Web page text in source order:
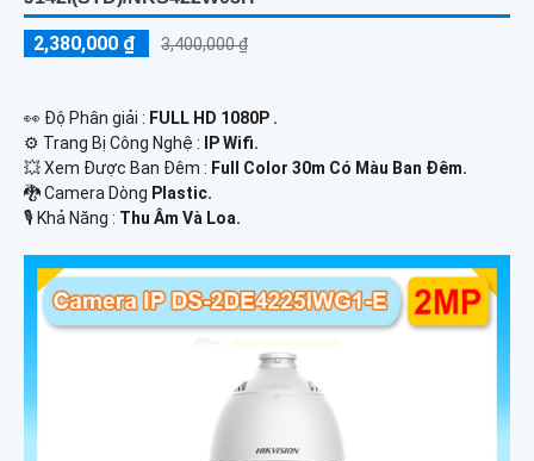
2,380,000 ₫ 3,400,000 ₫
️👀 Độ Phân giải : FULL HD 1080P .
⚙ Trang Bị Công Nghệ :
IP Wifi.
💥 Xem Được Ban Đêm : Full Color 30m Có Màu Ban Ðêm.
🐉️ Camera Dòng Plastic.
️🎙 Khả Năng : Thu Âm Và Loa.